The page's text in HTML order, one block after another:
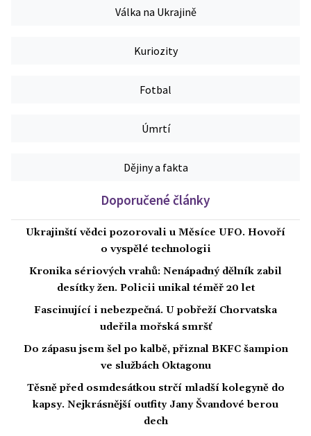
Válka na Ukrajině
Kuriozity
Fotbal
Úmrtí
Dějiny a fakta
Doporučené články
Ukrajinští vědci pozorovali u Měsíce UFO. Hovoří
o vyspělé technologii
Kronika sériových vrahů: Nenápadný dělník zabil
desítky žen. Policii unikal téměř 20 let
Fascinující i nebezpečná. U pobřeží Chorvatska
udeřila mořská smršť
Do zápasu jsem šel po kalbě, přiznal BKFC šampion
ve službách Oktagonu
Těsně před osmdesátkou strčí mladší kolegyně do
kapsy. Nejkrásnější outfity Jany Švandové berou
dech